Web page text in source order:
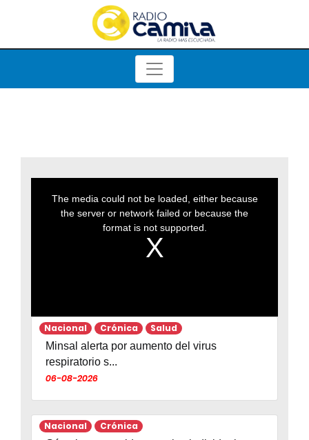
The media could not be loaded, either because
the server or network failed or because the
format is not supported.
Nacional Crónica
Salud
Minsal alerta por aumento del virus
respiratorio s...
06-08-2026
Nacional
Crónica